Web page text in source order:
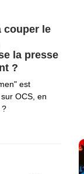
couper le
la presse
?
est
OCS, en
?